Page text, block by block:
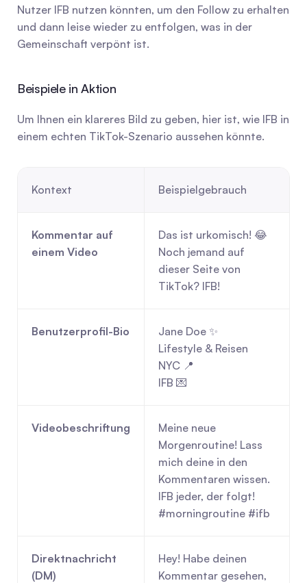
Nutzer IFB nutzen könnten, um den Follow zu erhalten
und dann leise wieder zu entfolgen, was in der
Gemeinschaft verpönt ist.
Beispiele in Aktion
Um Ihnen ein klareres Bild zu geben, hier ist, wie IFB in
einem echten TikTok-Szenario aussehen könnte.
Kontext Beispielgebrauch
Kommentar auf
einem Video
Das ist urkomisch! 😂
Noch jemand auf
dieser Seite von
TikTok? IFB!
Benutzerprofil-Bio
Jane Doe ✨
Lifestyle & Reisen
NYC 📍
IFB 💌
Videobeschriftung
Meine neue
Morgenroutine! Lass
mich deine in den
Kommentaren wissen.
IFB jeder, der folgt!
#morningroutine #ifb
Direktnachricht
(DM)
Hey! Habe deinen
Kommentar gesehen,